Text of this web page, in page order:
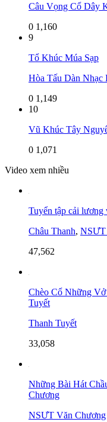
Câu Vọng Cổ Dây
0 1,160
9
Tổ Khúc Múa Sạp
Hòa Tấu Dàn Nhạc
0 1,149
10
Vũ Khúc Tây
0 1,071
Video xem nhiều
Tuyển tập cải lương
Châu Thanh, NSƯT
47,562
Chèo Cổ Những
Tuyết
Thanh Tuyết
33,058
Những Bài Hát
Chương
NSƯT Văn Chương